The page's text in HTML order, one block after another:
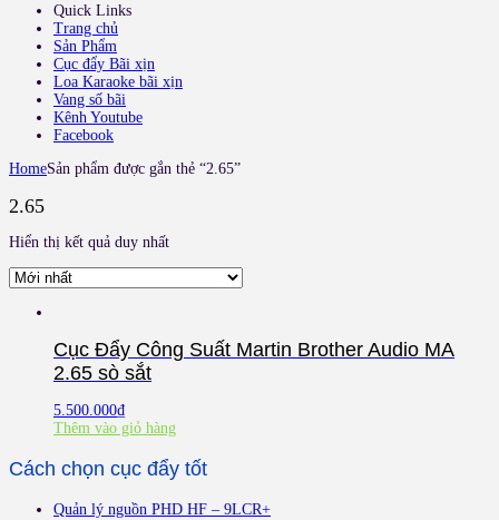
Quick Links
Trang chủ
Sản Phẩm
Cục đẩy Bãi xịn
Loa Karaoke bãi xịn
Vang số bãi
Kênh Youtube
Facebook
HomeSản phẩm được gắn thẻ “2.65”
2.65
Hiển thị kết quả duy nhất
Cục Đẩy Công Suất Martin Brother Audio MA
2.65 sò sắt
5.500.000₫
Thêm vào giỏ hàng
Cách chọn cục đẩy tốt
Quản lý nguồn PHD HF – 9LCR+